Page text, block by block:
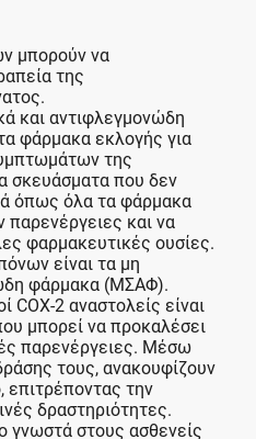
μπορούν να
της
και αντιφλεγμονώδη
φάρμακα εκλογής για
της
σκευάσματα που δεν
όπως όλα τα φάρμακα
και να
φαρμακευτικές ουσίες.
είναι τα μη
φάρμακα (ΜΣΑΦ).
COX-2 αναστολείς είναι
μπορεί να προκαλέσει
παρενέργειες. Μέσω
τους, ανακουφίζουν
επιτρέποντας την
δραστηριότητες.
γνωστά στους ασθενείς